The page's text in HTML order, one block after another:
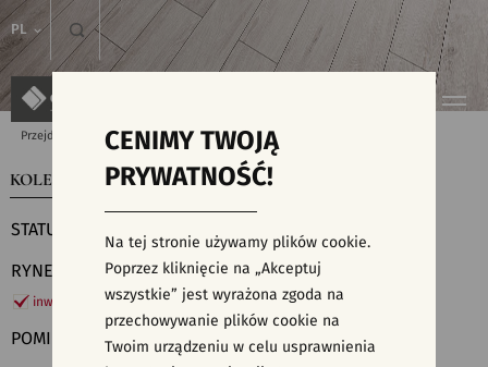
PL
Przejdź do strony głównej Kolekcje
KOLEKCJE WYSZUKIWARKA PŁYTEK
STATUS
RYNEK
inwestycje
POMIESZCZENIE
CENIMY TWOJĄ
PRYWATNOŚĆ!
Na tej stronie używamy plików cookie.
Poprzez kliknięcie na „Akceptuj
wszystkie” jest wyrażona zgoda na
przechowywanie plików cookie na
Twoim urządzeniu w celu usprawnienia